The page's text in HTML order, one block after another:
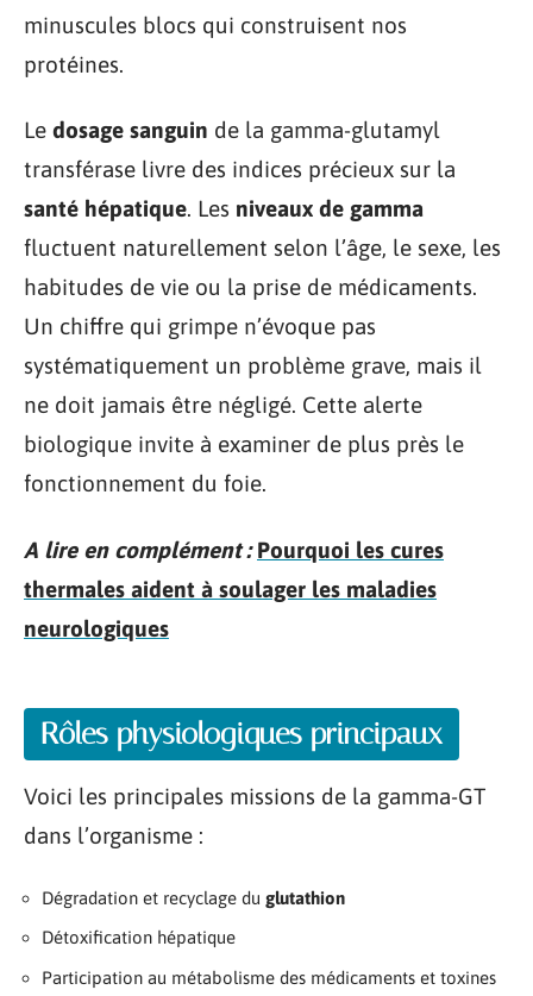
minuscules blocs qui construisent nos
protéines.
Le dosage sanguin de la gamma-glutamyl
transférase livre des indices précieux sur la
santé hépatique. Les niveaux de gamma
fluctuent naturellement selon l’âge, le sexe, les
habitudes de vie ou la prise de médicaments.
Un chiffre qui grimpe n’évoque pas
systématiquement un problème grave, mais il
ne doit jamais être négligé. Cette alerte
biologique invite à examiner de plus près le
fonctionnement du foie.
A lire en complément : Pourquoi les cures
thermales aident à soulager les maladies
neurologiques
Rôles physiologiques principaux
Voici les principales missions de la gamma-GT
dans l’organisme :
Dégradation et recyclage du glutathion
Détoxification hépatique
Participation au métabolisme des médicaments et toxines